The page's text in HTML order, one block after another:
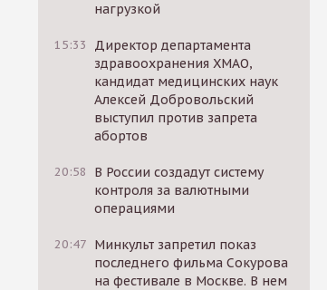
нагрузкой
15:33
Директор департамента
здравоохранения ХМАО,
кандидат медицинских наук
Алексей Добровольский
выступил против запрета
абортов
20:58
В России создадут систему
контроля за валютными
операциями
20:47 Минкульт запретил показ
последнего фильма Сокурова
на фестивале в Москве. В нем